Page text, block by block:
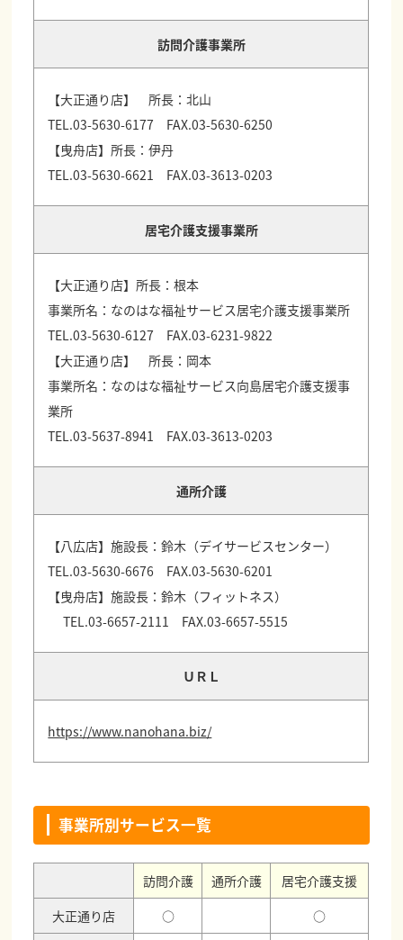
訪問介護事業所
【大正通り店】 所長：北山
TEL.03-5630-6177 FAX.03-5630-6250
【曳舟店】所長：伊丹
TEL.03-5630-6621 FAX.03-3613-0203
居宅介護支援事業所
【大正通り店】所長：根本
事業所名：なのはな福祉サービス居宅介護支援事業所
TEL.03-5630-6127 FAX.03-6231-9822
【大正通り店】 所長：岡本
事業所名：なのはな福祉サービス向島居宅介護支援事
業所
TEL.03-5637-8941 FAX.03-3613-0203
通所介護
【八広店】施設長：鈴木（デイサービスセンター）
TEL.03-5630-6676 FAX.03-5630-6201
【曳舟店】施設長：鈴木（フィットネス）
TEL.03-6657-2111 FAX.03-6657-5515
ＵＲＬ
https://www.nanohana.biz/
事業所別サービス一覧
訪問介護 通所介護
居宅介護支援
大正通り店
○ ○